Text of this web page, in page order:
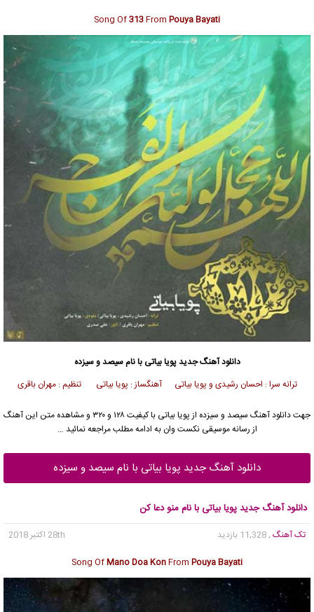
Song Of313From Pouya Bayati
دانلود آهنگ جدیدپویا بیاتی با نام سیصد و سیزده
ترانه سرا : احسان رشیدی و پویا بیاتی آهنگساز : پویا بیاتی تنظیم : مهران باقری
جهت دانلود آهنگ سیصد و سیزده از پویا بیاتی
با کیفیت ۱۲۸ و ۳۲۰ و مشاهده متن این آهنگ
از رسانه موسیقی نکست وان به ادامه مطلب مراجعه نمائید …
دانلود آهنگ جدید پویا بیاتی با نام سیصد و سیزده
دانلود آهنگ جدید پویا بیاتی با نام منو دعا کن
تک آهنگ , 11,328 بازدید
28th اکتبر 2018
Song OfMano Doa KonFrom Pouya Bayati